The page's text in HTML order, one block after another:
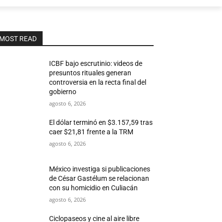
MOST READ
ICBF bajo escrutinio: videos de
presuntos rituales generan
controversia en la recta final del
gobierno
agosto 6, 2026
El dólar terminó en $3.157,59 tras
caer $21,81 frente a la TRM
agosto 6, 2026
México investiga si publicaciones
de César Gastélum se relacionan
con su homicidio en Culiacán
agosto 6, 2026
Ciclopaseos y cine al aire libre